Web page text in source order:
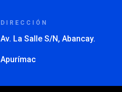
DIRECCIÓN
Av. La Salle S/N, Abancay.
Apurímac